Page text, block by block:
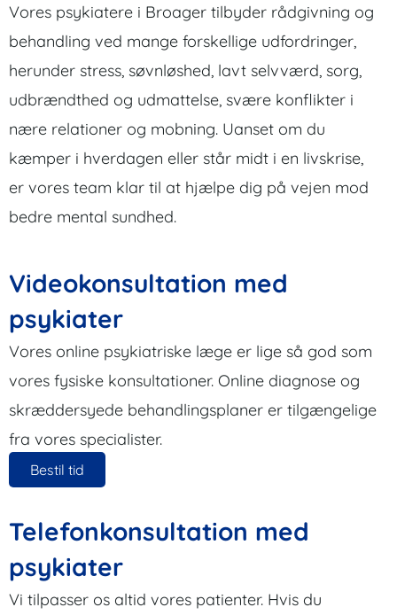
Vores psykiatere i Broager tilbyder rådgivning og
behandling ved mange forskellige udfordringer,
herunder stress, søvnløshed, lavt selvværd, sorg,
udbrændthed og udmattelse, svære konflikter i
nære relationer og mobning. Uanset om du
kæmper i hverdagen eller står midt i en livskrise,
er vores team klar til at hjælpe dig på vejen mod
bedre mental sundhed.
Videokonsultation med
psykiater
Vores online psykiatriske læge er lige så god som
vores fysiske konsultationer. Online diagnose og
skræddersyede behandlingsplaner er tilgængelige
fra vores specialister.
Bestil tid
Telefonkonsultation med
psykiater
Vi tilpasser os altid vores patienter. Hvis du